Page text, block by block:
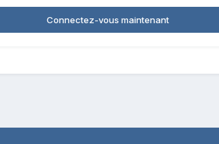
Connectez-vous maintenant